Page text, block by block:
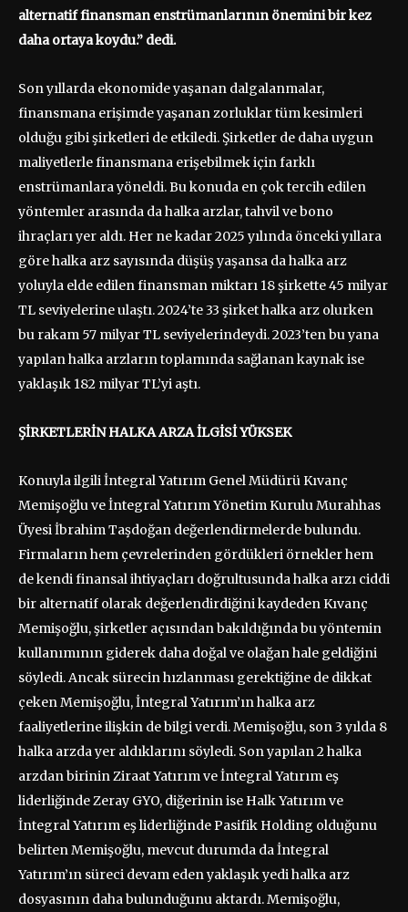
alternatif finansman enstrümanlarının önemini bir kez
daha ortaya koydu.” dedi.
Son yıllarda ekonomide yaşanan dalgalanmalar,
finansmana erişimde yaşanan zorluklar tüm kesimleri
olduğu gibi şirketleri de etkiledi. Şirketler de daha uygun
maliyetlerle finansmana erişebilmek için farklı
enstrümanlara yöneldi. Bu konuda en çok tercih edilen
yöntemler arasında da halka arzlar, tahvil ve bono
ihraçları yer aldı. Her ne kadar 2025 yılında önceki yıllara
göre halka arz sayısında düşüş yaşansa da halka arz
yoluyla elde edilen finansman miktarı 18 şirkette 45 milyar
TL seviyelerine ulaştı. 2024’te 33 şirket halka arz olurken
bu rakam 57 milyar TL seviyelerindeydi. 2023’ten bu yana
yapılan halka arzların toplamında sağlanan kaynak ise
yaklaşık 182 milyar TL’yi aştı.
ŞİRKETLERİN HALKA ARZA İLGİSİ YÜKSEK
Konuyla ilgili İntegral Yatırım Genel Müdürü Kıvanç
Memişoğlu ve İntegral Yatırım Yönetim Kurulu Murahhas
Üyesi İbrahim Taşdoğan değerlendirmelerde bulundu.
Firmaların hem çevrelerinden gördükleri örnekler hem
de kendi finansal ihtiyaçları doğrultusunda halka arzı ciddi
bir alternatif olarak değerlendirdiğini kaydeden Kıvanç
Memişoğlu, şirketler açısından bakıldığında bu yöntemin
kullanımının giderek daha doğal ve olağan hale geldiğini
söyledi. Ancak sürecin hızlanması gerektiğine de dikkat
çeken Memişoğlu, İntegral Yatırım’ın halka arz
faaliyetlerine ilişkin de bilgi verdi. Memişoğlu, son 3 yılda 8
halka arzda yer aldıklarını söyledi. Son yapılan 2 halka
arzdan birinin Ziraat Yatırım ve İntegral Yatırım eş
liderliğinde Zeray GYO, diğerinin ise Halk Yatırım ve
İntegral Yatırım eş liderliğinde Pasifik Holding olduğunu
belirten Memişoğlu, mevcut durumda da İntegral
Yatırım’ın süreci devam eden yaklaşık yedi halka arz
dosyasının daha bulunduğunu aktardı. Memişoğlu,